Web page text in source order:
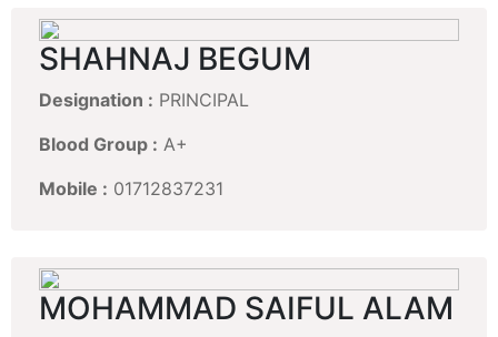
SHAHNAJ BEGUM
Designation : PRINCIPAL
Blood Group : A+
Mobile : 01712837231
MOHAMMAD SAIFUL ALAM